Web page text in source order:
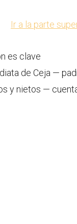
Ir a la parte
es clave
de Ceja —
y nietos —